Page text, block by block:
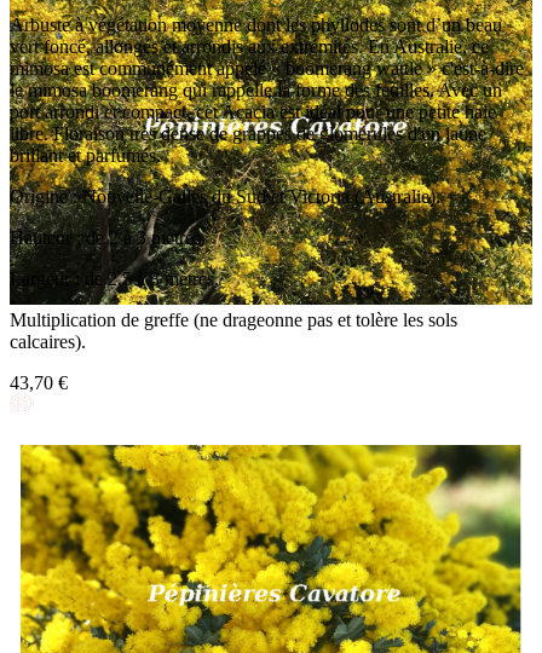
Arbuste à végétation moyenne dont les phyllodes sont d’un beau
vert foncé, allongés et arrondis aux extrémités. En Australie, ce
mimosa est communément appelé « boomerang wattle » c'est-à-dire
le mimosa boomerang qui rappelle la forme des feuilles. Avec un
port arrondi et compact, cet Acacia est idéal pour une petite haie
libre. Floraison très dense de grappes de glomérules d'un jaune
brillant et parfumés.
Origine : Nouvelle-Galles du Sud et Victoria (Australie).
Hauteur : de 2 à 3 mètres.
Largeur : de 2,5 à 3 mètres.
Multiplication de greffe (ne drageonne pas et tolère les sols
calcaires).
43,70 €